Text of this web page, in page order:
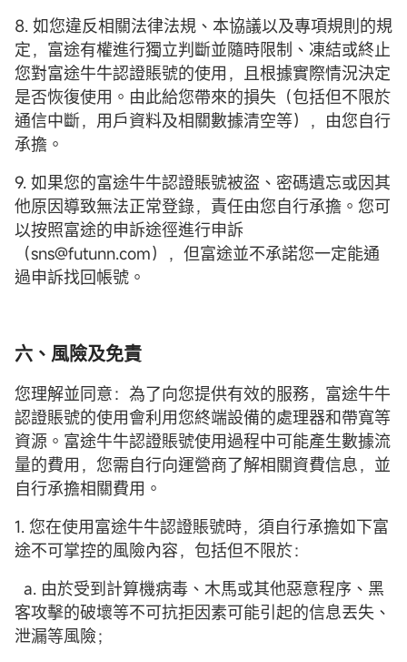
8. 如您違反相關法律法規、本協議以及專項規則的規
定，富途有權進行獨立判斷並隨時限制、凍結或終止
您對富途牛牛認證賬號的使用，且根據實際情況決定
是否恢復使用。由此給您帶來的損失（包括但不限於
通信中斷，用戶資料及相關數據清空等），由您自行
承擔。
9. 如果您的富途牛牛認證賬號被盜、密碼遺忘或因其
他原因導致無法正常登錄，責任由您自行承擔。您可
以按照富途的申訴途徑進行申訴
（sns@futunn.com），但富途並不承諾您一定能通
過申訴找回帳號。
六、風險及免責
您理解並同意：為了向您提供有效的服務，富途牛牛
認證賬號的使用會利用您終端設備的處理器和帶寬等
資源。富途牛牛認證賬號使用過程中可能產生數據流
量的費用，您需自行向運營商了解相關資費信息，並
自行承擔相關費用。
1. 您在使用富途牛牛認證賬號時，須自行承擔如下富
途不可掌控的風險內容，包括但不限於：
a. 由於受到計算機病毒、木馬或其他惡意程序、黑
客攻擊的破壞等不可抗拒因素可能引起的信息丟失、
泄漏等風險；